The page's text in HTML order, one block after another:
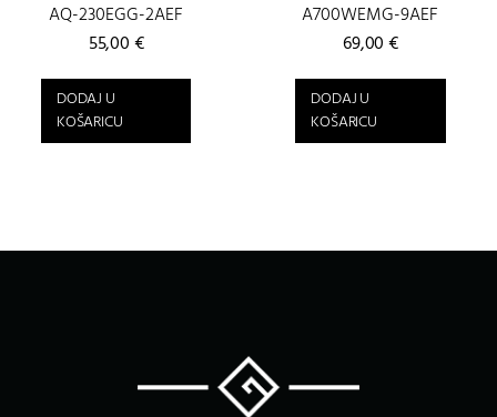
AQ-230EGG-2AEF
55,00€
DODAJ U
KOŠARICU
A700WEMG-9AEF
69,00€
DODAJ U
KOŠARICU